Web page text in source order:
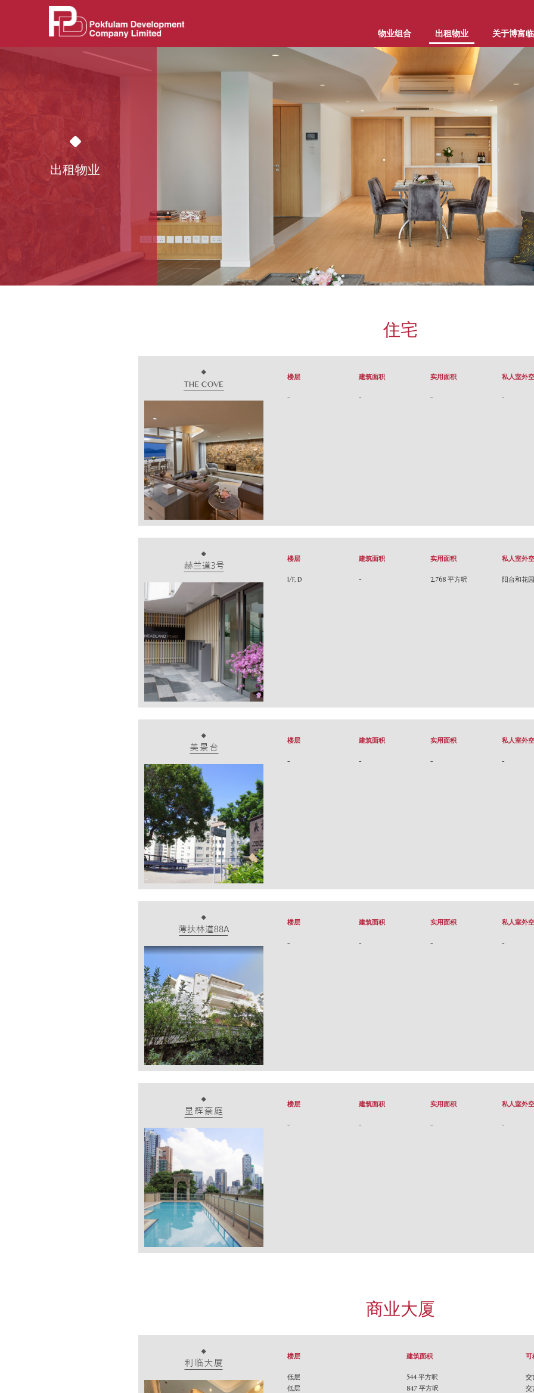
至
物业组合 出租物业 关于博富临
出租物业
住宅
楼层 建筑面积 实用面积 私人室外
- - - -
楼层 建筑面积 实用面积 私人室外
1/F, D - 2,768 平方呎 阳台和花园
楼层 建筑面积 实用面积 私人室外
- - - -
楼层 建筑面积 实用面积 私人室外
- - - -
楼层 建筑面积 实用面积 私人室外
- - - -
商业大厦
楼层 建筑面积 可
低层 544 平方呎
交
低层
847 平方呎
交